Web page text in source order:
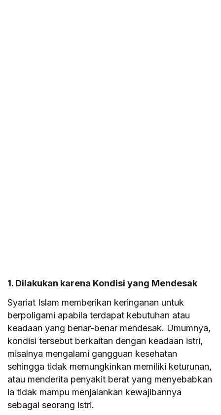
1. Dilakukan karena Kondisi yang Mendesak
Syariat Islam memberikan keringanan untuk
berpoligami apabila terdapat kebutuhan atau
keadaan yang benar-benar mendesak. Umumnya,
kondisi tersebut berkaitan dengan keadaan istri,
misalnya mengalami gangguan kesehatan
sehingga tidak memungkinkan memiliki keturunan,
atau menderita penyakit berat yang menyebabkan
ia tidak mampu menjalankan kewajibannya
sebagai seorang istri.